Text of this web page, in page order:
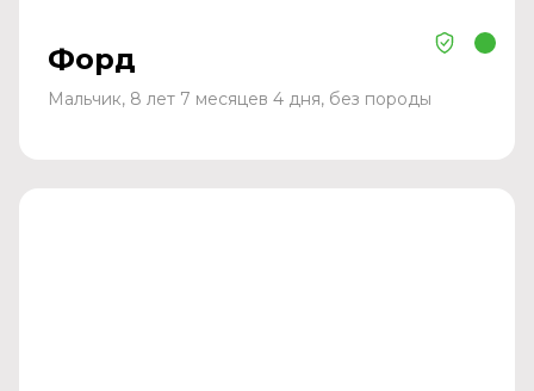
Форд
Мальчик, 8 лет 7 месяцев 4 дня, без породы